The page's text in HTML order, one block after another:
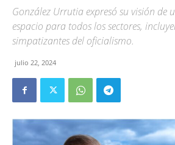
González Urrutia expresó su visión de
espacio para todos los sectores,
simpatizantes del oficialismo.
julio 22, 2024